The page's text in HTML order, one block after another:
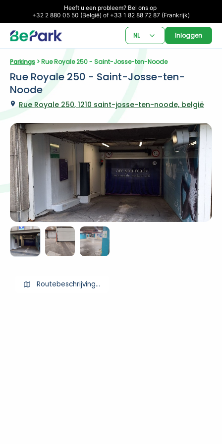
Heeft u een probleem? Bel ons op
+32 2 880 05 50 (België) of +33 1 82 88 72 87 (Frankrijk)
NL Inloggen
Parkings > Rue Royale 250 - Saint-Josse-ten-Noode
Rue Royale 250 - Saint-Josse-ten-
Noode
Rue Royale 250, 1210 saint-josse-ten-noode, belgië
Routebeschrijving ophalen